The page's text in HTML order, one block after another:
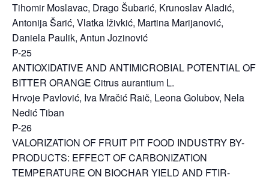
Tihomir Moslavac, Drago Šubarić, Krunoslav Aladić,
Antonija Šarić, Vlatka Iživkić, Martina Marijanović,
Daniela Paulik, Antun Jozinović
P-25
ANTIOXIDATIVE AND ANTIMICROBIAL POTENTIAL OF
BITTER ORANGE Citrus aurantium L.
Hrvoje Pavlović, Iva Mračić Raič, Leona Golubov, Nela
Nedić Tiban
P-26
VALORIZATION OF FRUIT PIT FOOD INDUSTRY BY-
PRODUCTS: EFFECT OF CARBONIZATION
TEMPERATURE ON BIOCHAR YIELD AND FTIR-